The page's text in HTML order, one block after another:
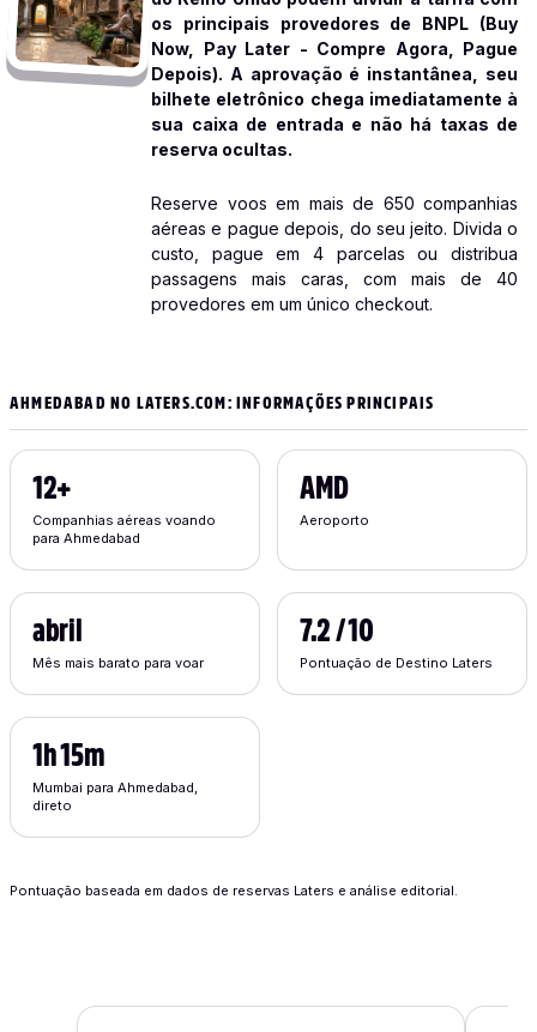
os principais provedores de BNPL (Buy
Now, Pay Later - Compre Agora, Pague
Depois). A aprovação é instantânea, seu
bilhete eletrônico chega imediatamente à
sua caixa de entrada e não há taxas de
reserva ocultas.
Reserve voos em mais de 650 companhias
aéreas e pague depois, do seu jeito. Divida o
custo, pague em 4 parcelas ou distribua
passagens mais caras, com mais de 40
provedores em um único checkout.
AHMEDABAD NO LATERS.COM: INFORMAÇÕES PRINCIPAIS
Companhias aéreas voando
para Ahmedabad
12+
Aeroporto
AMD
Mês mais barato para voar
abril
Pontuação de Destino Laters
7.2 / 10
Mumbai para Ahmedabad,
direto
1h 15m
Pontuação baseada em dados de reservas Laters e análise editorial.